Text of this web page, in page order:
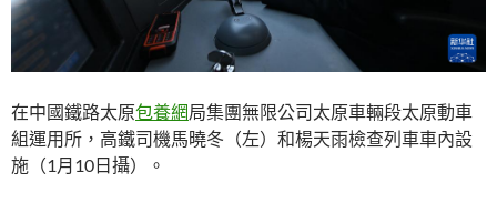
在中國鐵路太原包養網局集團無限公司太原車輛段太原動車
組運用所，高鐵司機馬曉冬（左）和楊天雨檢查列車車內設
施（1月10日攝）。